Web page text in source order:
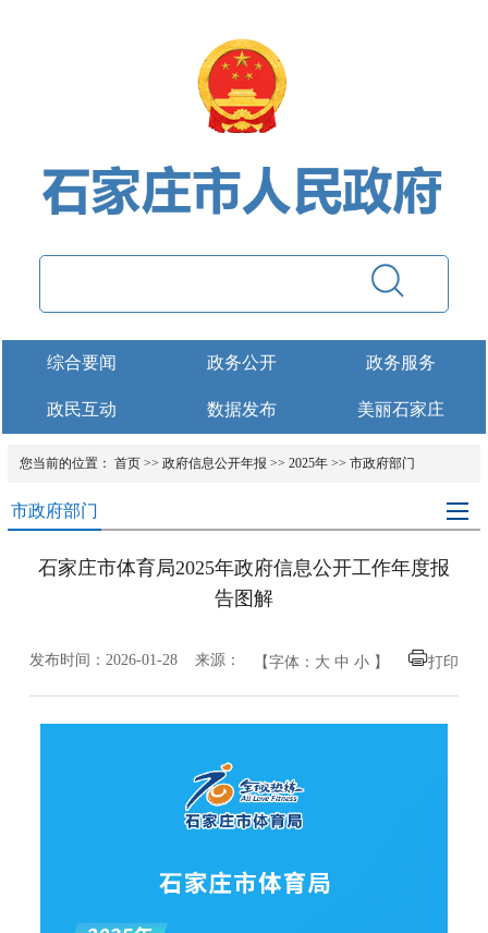
综合要闻 政务公开 政务服务
政民互动 数据发布 美丽石家庄
您当前的位置： 首页 >> 政府信息公开年报 >> 2025年>> 市政府部门
市政府部门
石家庄市体育局2025年政府信息公开工作年度报
告图解
发布时间：2026-01-28 来源： 【字体： 大 中 小 】 打印